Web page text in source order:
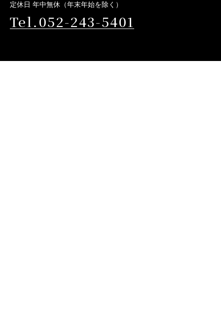
定休日 年中無休（年末年始を除く）
Tel.052-243-5401